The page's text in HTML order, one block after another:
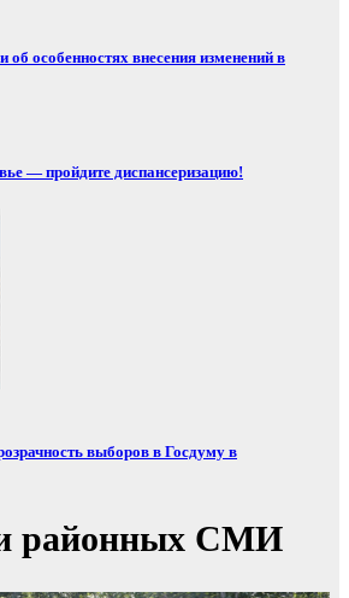
об особенностях внесения изменений в
— пройдите диспансеризацию!
выборов в Госдуму в